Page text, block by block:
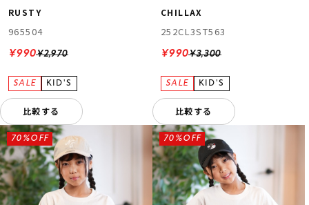
RUSTY
965504
¥2,970
¥990
比較する
CHILLAX
252CL3ST563
¥3,300
¥990
比較する
70%OFF 70%OFF